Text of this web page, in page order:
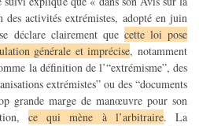
activités extrémistes, adopté en juin
déclare clairement que cette loi pose
générale et imprécise, notamment
la définition de l’“extrémisme”, des
extrémistes” ou des “documents
grande marge de manœuvre pour son
ce qui mène à l’arbitraire. La